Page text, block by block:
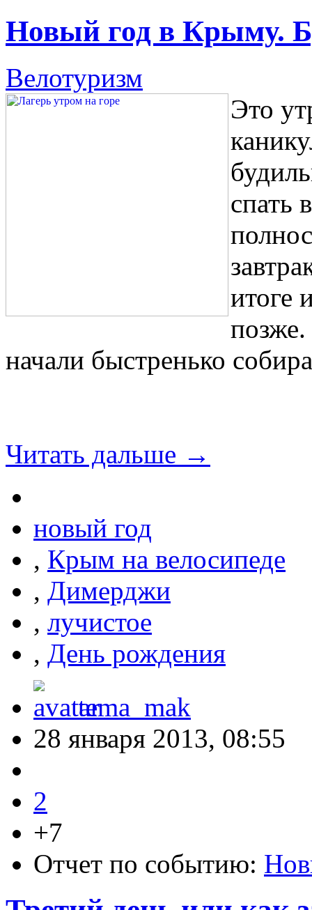
Новый год в Крыму.
Велотуризм
Это
спать
итоге
позже.
начали быстренько
Читать дальше →
новый год
, Крым на велосипеде
, Димерджи
, лучистое
, День рождения
tema_mak
28 января 2013, 08:55
2
+7
Отчет по событию: